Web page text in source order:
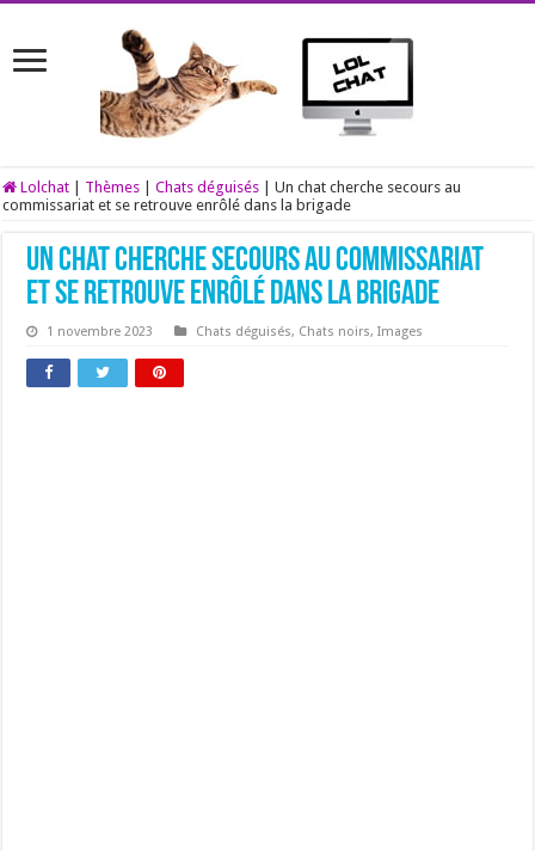
Lolchat Thèmes Chats déguisés
Un chat cherche secours au
commissariat et se retrouve enrôlé dans la brigade
Un chat cherche secours au commissariat
et se retrouve enrôlé dans la brigade
1 novembre 2023 Chats déguisés, Chats noirs,Images